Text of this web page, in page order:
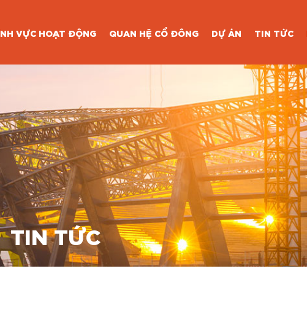
VỰC HOẠT ĐỘNG QUAN HỆ CỔ ĐÔNG DỰ ÁN TIN TỨC
TIN TỨC